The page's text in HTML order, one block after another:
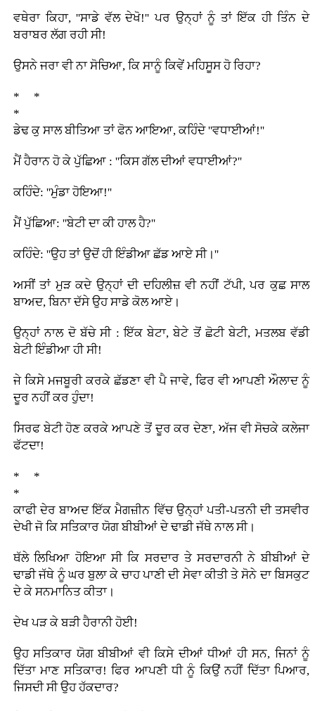
ਵਥੇਰਾ ਕਿਹਾ, ''ਸਾਡੇ ਵੱਲ ਦੇਖੋ!'' ਪਰ ਉਨ੍ਹਾਂ ਨੂੰ ਤਾਂ ਇੱਕ ਹੀ ਤਿੰਨ ਦੇ
ਬਰਾਬਰ ਲੱਗ ਰਹੀ ਸੀ!
ਉਸਨੇ ਜਰਾ ਵੀ ਨਾ ਸੋਚਿਆ, ਕਿ ਸਾਨੂੰ ਕਿਵੇਂ ਮਹਿਸੂਸ ਹੋ ਰਿਹਾ?
* *
*
ਡੇਢ ਕੁ ਸਾਲ ਬੀਤਿਆ ਤਾਂ ਫੋਨ ਆਇਆ, ਕਹਿੰਦੇ ''ਵਧਾਈਆਂ!''
ਮੈਂ ਹੈਰਾਨ ਹੋ ਕੇ ਪੁੱਛਿਆ : ''ਕਿਸ ਗੱਲ ਦੀਆਂ ਵਧਾਈਆਂ?''
ਕਹਿੰਦੇ: ''ਮੁੰਡਾ ਹੋਇਆ!''
ਮੈਂ ਪੁੱਛਿਆ: ''ਬੇਟੀ ਦਾ ਕੀ ਹਾਲ ਹੈ?''
ਕਹਿੰਦੇ: ''ਉਹ ਤਾਂ ਉਦੋਂ ਹੀ ਇੰਡੀਆ ਛੱਡ ਆਏ ਸੀ।''
ਅਸੀਂ ਤਾਂ ਮੁੜ ਕਦੇ ਉਨ੍ਹਾਂ ਦੀ ਦਹਿਲੀਜ਼ ਵੀ ਨਹੀਂ ਟੱਪੀ, ਪਰ ਕੁਛ ਸਾਲ
ਬਾਅਦ, ਬਿਨਾ ਦੱਸੇ ਉਹ ਸਾਡੇ ਕੋਲ ਆਏ।
ਉਨ੍ਹਾਂ ਨਾਲ ਦੋ ਬੱਚੇ ਸੀ : ਇੱਕ ਬੇਟਾ, ਬੇਟੇ ਤੋਂ ਛੋਟੀ ਬੇਟੀ, ਮਤਲਬ ਵੱਡੀ
ਬੇਟੀ ਇੰਡੀਆ ਹੀ ਸੀ!
ਜੇ ਕਿਸੇ ਮਜਬੂਰੀ ਕਰਕੇ ਛੱਡਣਾ ਵੀ ਪੈ ਜਾਵੇ, ਫਿਰ ਵੀ ਆਪਣੀ ਔਲਾਦ ਨੂੰ
ਦੂਰ ਨਹੀਂ ਕਰ ਹੁੰਦਾ!
ਸਿਰਫ ਬੇਟੀ ਹੋਣ ਕਰਕੇ ਆਪਣੇ ਤੋਂ ਦੂਰ ਕਰ ਦੇਣਾ, ਅੱਜ ਵੀ ਸੋਚਕੇ ਕਲੇਜਾ
ਫੱਟਦਾ!
* *
*
ਕਾਫੀ ਦੇਰ ਬਾਅਦ ਇੱਕ ਮੈਗਜ਼ੀਨ ਵਿੱਚ ਉਨ੍ਹਾਂ ਪਤੀ-ਪਤਨੀ ਦੀ ਤਸਵੀਰ
ਦੇਖੀ ਜੋ ਕਿ ਸਤਿਕਾਰ ਯੋਗ ਬੀਬੀਆਂ ਦੇ ਢਾਡੀ ਜੱਥੇ ਨਾਲ ਸੀ।
ਥੱਲੇ ਲਿਖਿਆ ਹੋਇਆ ਸੀ ਕਿ ਸਰਦਾਰ ਤੇ ਸਰਦਾਰਨੀ ਨੇ ਬੀਬੀਆਂ ਦੇ
ਢਾਡੀ ਜੱਥੇ ਨੂੰ ਘਰ ਬੁਲਾ ਕੇ ਚਾਹ ਪਾਣੀ ਦੀ ਸੇਵਾ ਕੀਤੀ ਤੇ ਸੋਨੇ ਦਾ ਬਿਸਕੁਟ
ਦੇ ਕੇ ਸਨਮਾਨਿਤ ਕੀਤਾ।
ਦੇਖ ਪੜ ਕੇ ਬੜੀ ਹੈਰਾਨੀ ਹੋਈ!
ਉਹ ਸਤਿਕਾਰ ਯੋਗ ਬੀਬੀਆਂ ਵੀ ਕਿਸੇ ਦੀਆਂ ਧੀਆਂ ਹੀ ਸਨ, ਜਿਨਾਂ ਨੂੰ
ਦਿੱਤਾ ਮਾਣ ਸਤਿਕਾਰ! ਫਿਰ ਆਪਣੀ ਧੀ ਨੂੰ ਕਿਉਂ ਨਹੀਂ ਦਿੱਤਾ ਪਿਆਰ,
ਜਿਸਦੀ ਸੀ ਉਹ ਹੱਕਦਾਰ?